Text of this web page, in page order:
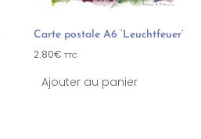
Carte postale A6 ‘Leuchtfeuer’
2.80€ TTC
Ajouter au panier